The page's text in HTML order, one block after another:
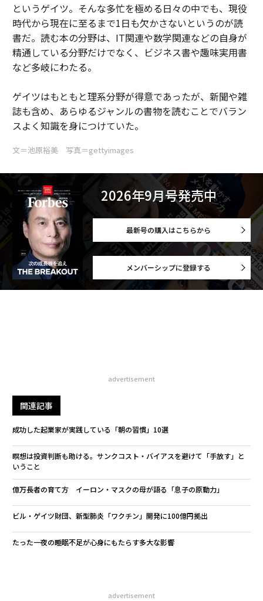
というゲイツ。そんな多忙を極める日々の中でも、現役
時代から現在に至るまで1日も欠かさないというのが読
書だ。読む本の分野は、IT関連や数学関連などの自身が
精通している分野だけでなく、ビジネス書や趣味実用書
など多岐にわたる。
ゲイツはもともと理系分野が得意であったが、新聞や雑
誌も含め、あらゆるジャンルの書物を読むことでバラン
スよく知識を身につけていた。
文＝池原裕美 写真＝gettyimages
2026年9月号発売中
最新号の購入はこちらから
メンバーシップに登録する
advertisement
関連記事
成功した起業家が実践している「朝の習慣」10選
瞑想は投資判断も助ける。サンクコスト・バイアスを避けて「手放す」と
いうこと
億万長者の育て方 イーロン・マスクの母が語る「息子の原動力」
ビル・ゲイツ財団、新型肺炎「ワクチン」開発に100億円拠出
たった一夜の睡眠不足が心身にもたらす多大な影響
advertisement